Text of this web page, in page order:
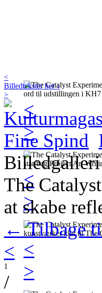
<
>
<
>
<
>
<
Billedtekster her ↓
>
The
at skabe
← Tilbage
<
1
/